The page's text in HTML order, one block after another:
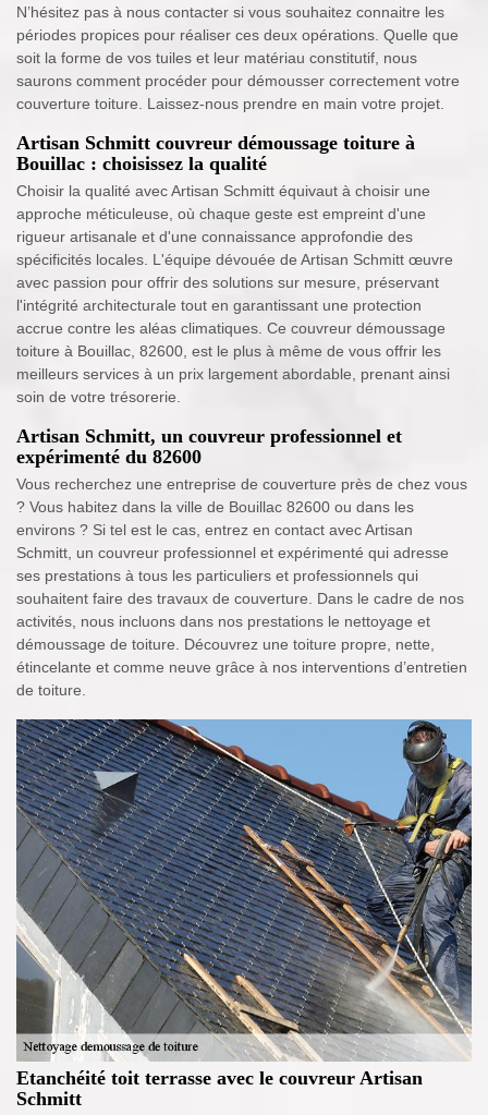
N’hésitez pas à nous contacter si vous souhaitez connaitre les
périodes propices pour réaliser ces deux opérations. Quelle que
soit la forme de vos tuiles et leur matériau constitutif, nous
saurons comment procéder pour démousser correctement votre
couverture toiture. Laissez-nous prendre en main votre projet.
Artisan Schmitt couvreur démoussage toiture à
Bouillac : choisissez la qualité
Choisir la qualité avec Artisan Schmitt équivaut à choisir une
approche méticuleuse, où chaque geste est empreint d'une
rigueur artisanale et d'une connaissance approfondie des
spécificités locales. L'équipe dévouée de Artisan Schmitt œuvre
avec passion pour offrir des solutions sur mesure, préservant
l'intégrité architecturale tout en garantissant une protection
accrue contre les aléas climatiques. Ce couvreur démoussage
toiture à Bouillac, 82600, est le plus à même de vous offrir les
meilleurs services à un prix largement abordable, prenant ainsi
soin de votre trésorerie.
Artisan Schmitt, un couvreur professionnel et
expérimenté du 82600
Vous recherchez une entreprise de couverture près de chez vous
? Vous habitez dans la ville de Bouillac 82600 ou dans les
environs ? Si tel est le cas, entrez en contact avec Artisan
Schmitt, un couvreur professionnel et expérimenté qui adresse
ses prestations à tous les particuliers et professionnels qui
souhaitent faire des travaux de couverture. Dans le cadre de nos
activités, nous incluons dans nos prestations le nettoyage et
démoussage de toiture. Découvrez une toiture propre, nette,
étincelante et comme neuve grâce à nos interventions d’entretien
de toiture.
Etanchéité toit terrasse avec le couvreur Artisan
Schmitt